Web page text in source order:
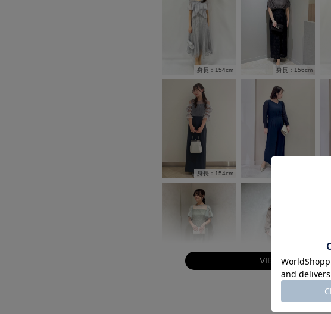
身長：154cm 身長：156cm
身長：154cm
身長：158cm
VIEW ALL